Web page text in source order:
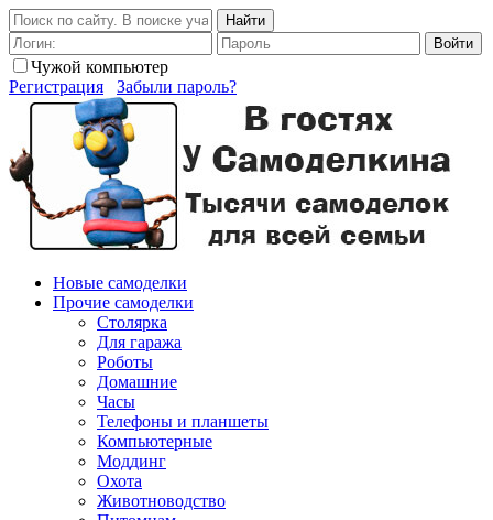
Найти
Войти
Чужой компьютер
Регистрация
Забыли пароль?
Новые самоделки
Прочие самоделки
Столярка
Для гаража
Роботы
Домашние
Часы
Телефоны и планшеты
Компьютерные
Моддинг
Охота
Животноводство